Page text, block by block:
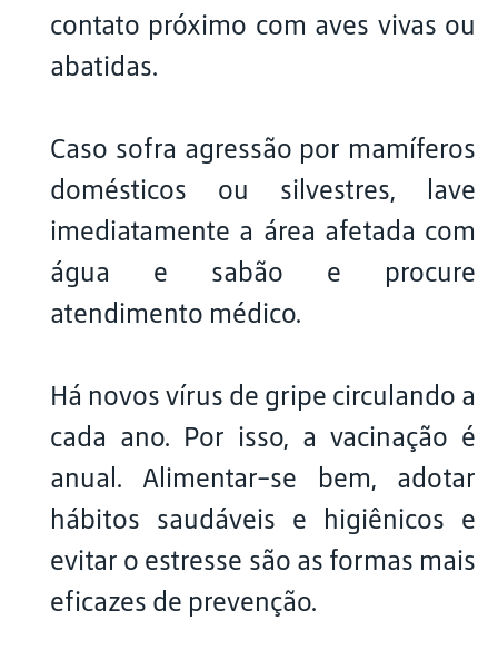
contato próximo com aves vivas ou
abatidas.
Caso sofra agressão por mamíferos
domésticos ou silvestres, lave
imediatamente a área afetada com
água e sabão e procure
atendimento médico.
Há novos vírus de gripe circulando a
cada ano. Por isso, a vacinação é
anual. Alimentar-se bem, adotar
hábitos saudáveis e higiênicos e
evitar o estresse são as formas mais
eficazes de prevenção.